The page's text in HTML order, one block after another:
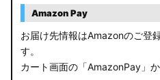
Amazon Pay
お届け先情報はAmazonのご登
す。
カート画面の「AmazonPay」か